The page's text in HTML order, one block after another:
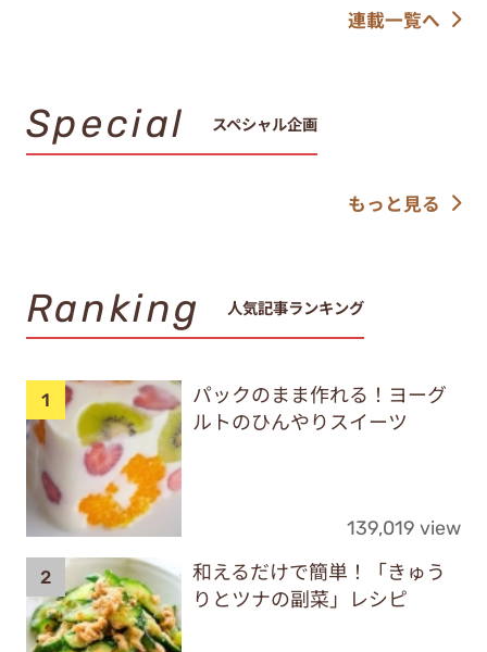
連載一覧へ
Special スペシャル企画
もっと見る
Ranking 人気記事ランキング
パックのまま作れる！ヨーグ
ルトのひんやりスイーツ
139,019 view
和えるだけで簡単！「きゅう
りとツナの副菜」レシピ